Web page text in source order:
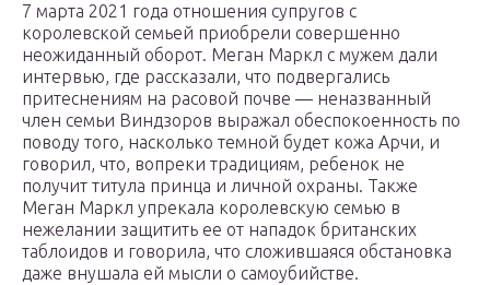
7 марта 2021 года отношения супругов с
королевской семьей приобрели совершенно
неожиданный оборот. Меган Маркл с мужем дали
интервью, где рассказали, что подвергались
притеснениям на расовой почве — неназванный
член семьи Виндзоров выражал обеспокоенность по
поводу того, насколько темной будет кожа Арчи, и
говорил, что, вопреки традициям, ребенок не
получит титула принца и личной охраны. Также
Меган Маркл упрекала королевскую семью в
нежелании защитить ее от нападок британских
таблоидов и говорила, что сложившаяся обстановка
даже внушала ей мысли о самоубийстве.